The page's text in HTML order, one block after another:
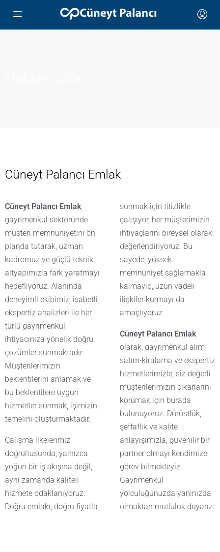
Cüneyt Palancı Emlak
Cüneyt Palancı Emlak,
gayrimenkul sektöründe
müşteri memnuniyetini ön
planda tutarak, uzman
kadromuz ve güçlü teknik
altyapımızla fark yaratmayı
hedefliyoruz. Alanında
deneyimli ekibimiz, isabetli
ekspertiz analizleri ile her
türlü gayrimenkul
ihtiyacınıza yönelik doğru
çözümler sunmaktadır.
Müşterilerimizin
beklentilerini anlamak ve
bu beklentilere uygun
hizmetler sunmak, işimizin
temelini oluşturmaktadır.
Çalışma ilkelerimiz
doğrultusunda, yalnızca
yoğun bir iş akışına değil,
aynı zamanda kaliteli
hizmete odaklanıyoruz.
Doğru emlakı, doğru fiyatla
sunmak için titizlikle
çalışıyor, her müşterimizin
ihtiyaçlarını bireysel olarak
değerlendiriyoruz. Bu
sayede, yüksek
memnuniyet sağlamakla
kalmayıp, uzun vadeli
ilişkiler kurmayı da
amaçlıyoruz.
Cüneyt Palancı Emlak
olarak, gayrimenkul alım-
satım-kiralama ve ekspertiz
hizmetlerimizle, siz değerli
müşterilerimizin çıkarlarını
korumak için burada
bulunuyoruz. Dürüstlük,
şeffaflık ve kalite
anlayışımızla, güvenilir bir
partner olmayı kendimize
görev bilmekteyiz.
Gayrimenkul
yolculuğunuzda yanınızda
olmaktan mutluluk duyarız.